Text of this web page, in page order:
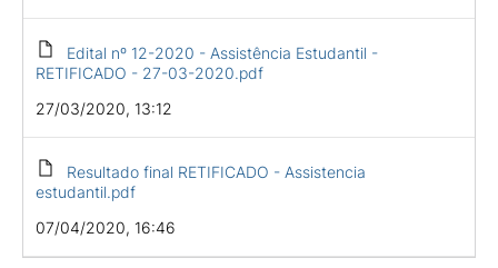
Edital nº 12-2020 - Assistência Estudantil -
RETIFICADO - 27-03-2020.pdf
27/03/2020, 13:12
Resultado final RETIFICADO - Assistencia
estudantil.pdf
07/04/2020, 16:46